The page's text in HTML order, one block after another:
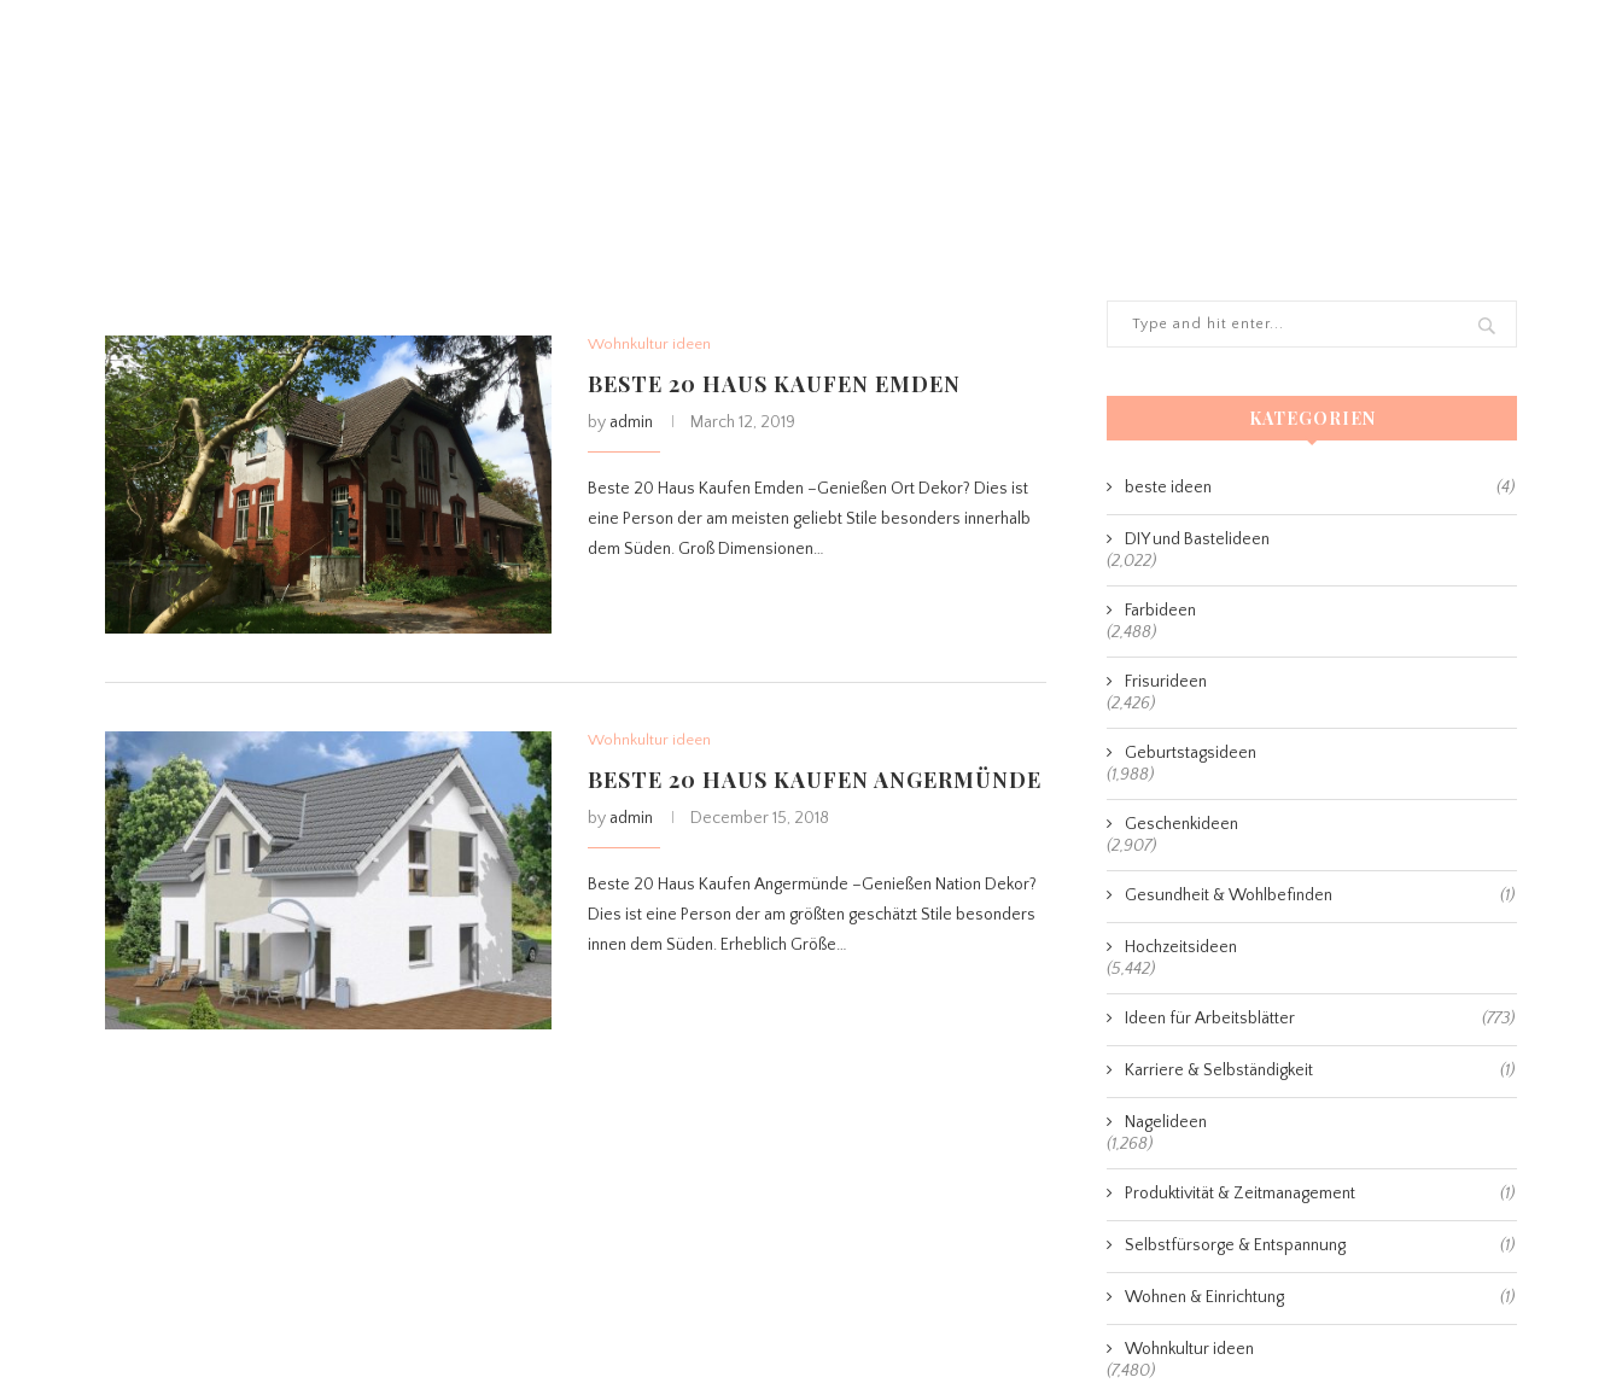
Wohnkultur ideen
BESTE 20 HAUS KAUFEN EMDEN
by admin March 12, 2019
Beste 20 Haus Kaufen Emden –Genießen Ort Dekor? Dies ist
eine Person der am meisten geliebt Stile besonders innerhalb
dem Süden. Groß Dimensionen…
Wohnkultur ideen
BESTE 20 HAUS KAUFEN ANGERMÜNDE
by admin December 15, 2018
Beste 20 Haus Kaufen Angermünde –Genießen Nation Dekor?
Dies ist eine Person der am größten geschätzt Stile besonders
innen dem Süden. Erheblich Größe…
KATEGORIEN
beste ideen (4)
DIY und Bastelideen
(2,022)
Farbideen
(2,488)
Frisurideen
(2,426)
Geburtstagsideen
(1,988)
Geschenkideen
(2,907)
Gesundheit & Wohlbefinden (1)
Hochzeitsideen
(5,442)
Ideen für Arbeitsblätter (773)
Karriere & Selbständigkeit (1)
Nagelideen
(1,268)
Produktivität & Zeitmanagement (1)
Selbstfürsorge & Entspannung (1)
Wohnen & Einrichtung (1)
Wohnkultur ideen
(7,480)